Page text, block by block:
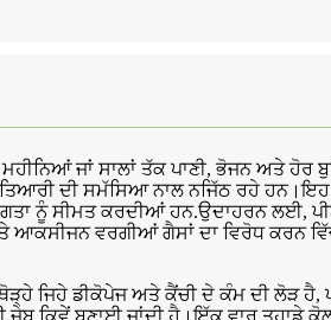
ਜਾਂ ਸਾਲਾਂ ਤੱਕ ਪਾਣੀ, ਭੋਜਨ ਅਤੇ
ਦੀ ਸਮੱਸਿਆ ਨਾਲ ਨਜਿੱਠ ਰਹੇ
ਨੂੰ ਸੀਮਤ ਕਰਦੀਆਂ ਹਨ.ਉਦਾਹਰਨ ਲਈ,
ਵਰਗੀਆਂ ਗੈਸਾਂ ਦਾ ਵਿਰੋਧ ਕਰਨ
ਜਿਹੇ ਡੀਕੋਪੇਜ ਅਤੇ ਕੈਂਚੀ ਦੇ ਕੰਮ ਦੀ ਲੋੜ
ਕਿਵੇਂ ਬਣਾਈ ਜਾਂਦੀ ਹੈ।ਇੱਕ ਵਾਰ ਤੁਹਾਡੇ